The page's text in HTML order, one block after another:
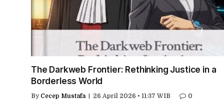
The Darkweb Frontier: Rethinking Justice in a
Borderless World
By Cecep Mustafa 26 April 2026 • 11:37 WIB 0